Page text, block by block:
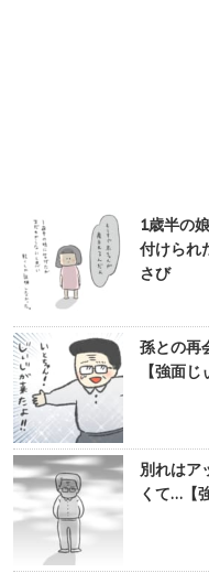
1歳半の
付けられ
さび
孫との再
【強面
別れはア
くて…【